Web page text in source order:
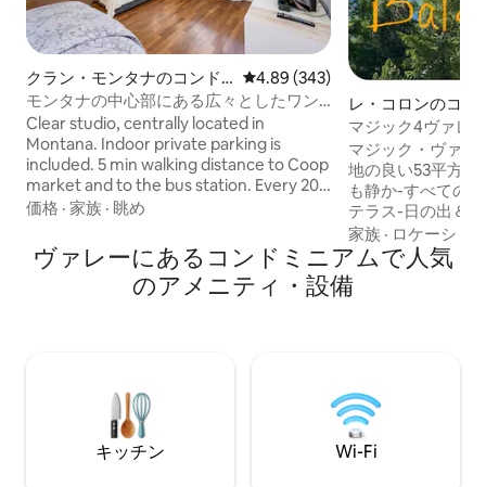
クラン・モンタナのコンド
ミニアム
レビュー343件、5つ星中4.89つ
4.89 (343)
モンタナの中心部にある広々としたワン
ルーム
Clear studio, centrally located in
Montana. Indoor private parking is
included. 5 min walking distance to Coop
market and to the bus station. Every 20
minutes there is a free shuttle bus that
Montana funicular is nearby. The kitchen
is well equipped. Quite place. You can
use a common laundry and tumble-
価格 · 家族 · 眺め
レ・コロンのコン
マジック4ヴァレ
1850 特大の眺め/
マジック・ヴァル・デレ
地の良い53平方
も静か-すべての
テラス-日の出＆
加-卓球、ビリア
たくさんのゲーム-
キーイン＆スキーアウ
屋：2台の超快適
団と高品質の寝具。 ティヨン - シ
グランディセンス
ット
家族 · ロケーショ
ヴァレーにあるコンドミニアムで人気
のアメニティ・設備
キッチン Wi-Fi